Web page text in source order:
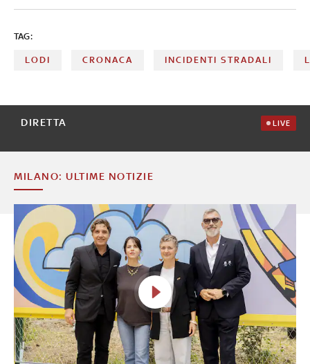
TAG:
LODI CRONACA INCIDENTI STRADALI
DIRETTA LIVE
MILANO: ULTIME NOTIZIE